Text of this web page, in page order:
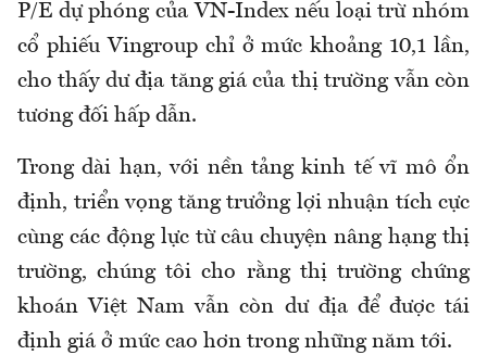
P/E dự phóng của VN-Index nếu loại trừ nhóm
cổ phiếu Vingroup chỉ ở mức khoảng 10,1 lần,
cho thấy dư địa tăng giá của thị trường vẫn còn
tương đối hấp dẫn.
Trong dài hạn, với nền tảng kinh tế vĩ mô ổn
định, triển vọng tăng trưởng lợi nhuận tích cực
cùng các động lực từ câu chuyện nâng hạng thị
trường, chúng tôi cho rằng thị trường chứng
khoán Việt Nam vẫn còn dư địa để được tái
định giá ở mức cao hơn trong những năm tới.